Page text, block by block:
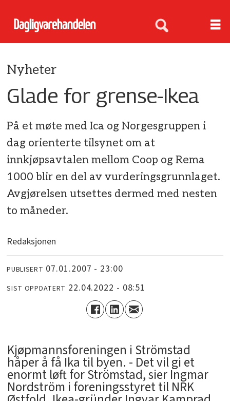
Nyheter
Glade for grense-Ikea
På et møte med Ica og Norgesgruppen i
dag orienterte tilsynet om at
innkjøpsavtalen mellom Coop og Rema
1000 blir en del av vurderingsgrunnlaget.
Avgjørelsen utsettes dermed med nesten
to måneder.
Redaksjonen
PUBLISERT 07.01.2007 - 23:00
SIST OPPDATERT 22.04.2022 - 08:51
Kjøpmannsforeningen i Strömstad
håper å få Ika til byen. - Det vil gi et
enormt løft for Strömstad, sier Ingmar
Nordström i foreningsstyret til NRK